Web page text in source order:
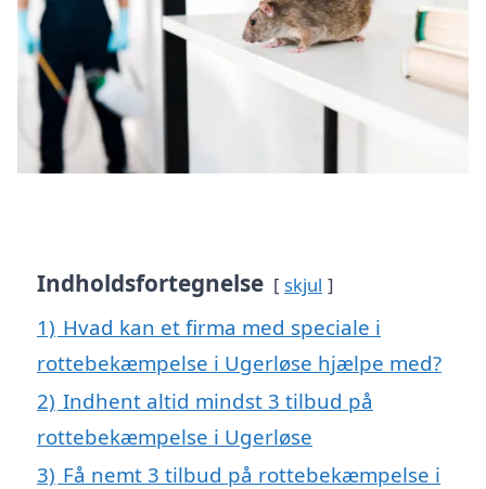
Indholdsfortegnelse skjul
1) Hvad kan et firma med speciale i
rottebekæmpelse i Ugerløse hjælpe med?
2) Indhent altid mindst 3 tilbud på
rottebekæmpelse i Ugerløse
3) Få nemt 3 tilbud på rottebekæmpelse i